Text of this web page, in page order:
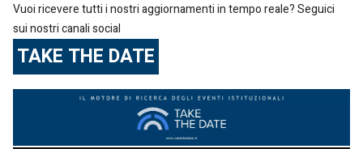
Vuoi ricevere tutti i nostri aggiornamenti in tempo reale? Seguici
sui nostri canali social
TAKE THE DATE